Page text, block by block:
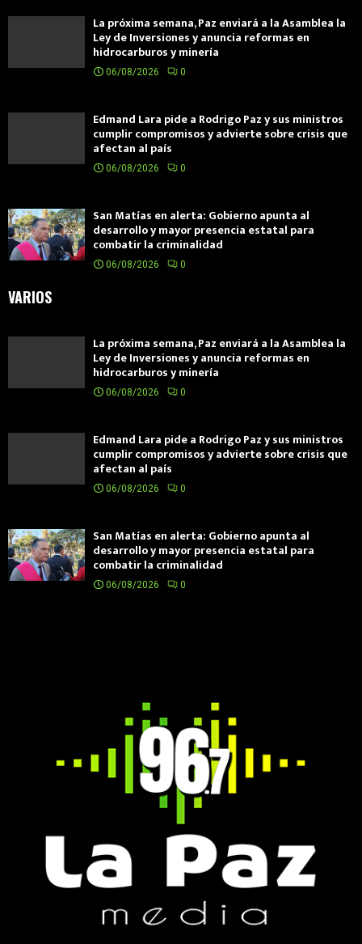
La próxima semana, Paz enviará a la Asamblea la
Ley de Inversiones y anuncia reformas en
hidrocarburos y minería
06/08/2026 0
Edmand Lara pide a Rodrigo Paz y sus ministros
cumplir compromisos y advierte sobre crisis que
afectan al país
06/08/2026 0
San Matías en alerta: Gobierno apunta al
desarrollo y mayor presencia estatal para
combatir la criminalidad
06/08/2026 0
VARIOS
La próxima semana, Paz enviará a la Asamblea la
Ley de Inversiones y anuncia reformas en
hidrocarburos y minería
06/08/2026 0
Edmand Lara pide a Rodrigo Paz y sus ministros
cumplir compromisos y advierte sobre crisis que
afectan al país
06/08/2026 0
San Matías en alerta: Gobierno apunta al
desarrollo y mayor presencia estatal para
combatir la criminalidad
06/08/2026 0